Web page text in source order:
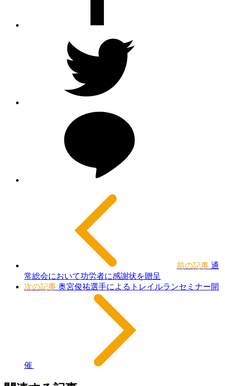
前の記事 通
常総会において功労者に感謝状を贈呈
次の記事 奥宮俊祐選手によるトレイルランセミナー開
催